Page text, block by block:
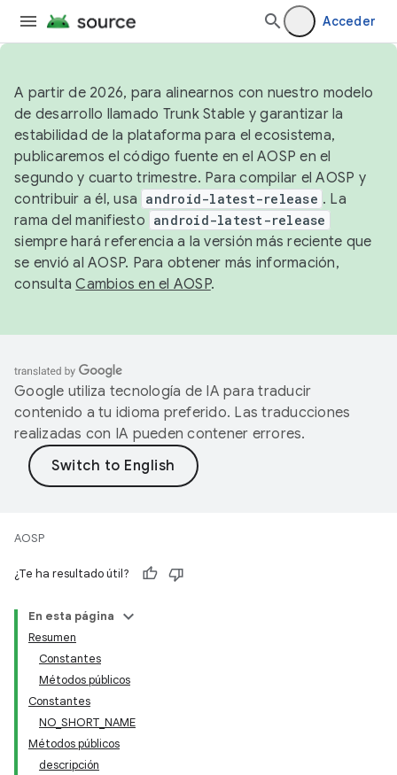
Acceder
A partir de 2026, para alinearnos con nuestro modelo
de desarrollo llamado Trunk Stable y garantizar la
estabilidad de la plataforma para el ecosistema,
publicaremos el código fuente en el AOSP en el
segundo y cuarto trimestre. Para compilar el AOSP y
contribuir a él, usa android-latest-release . La
rama del manifiesto android-latest-release
siempre hará referencia a la versión más reciente que
se envió al AOSP. Para obtener más información,
consultaCambios en el AOSP.
Google utiliza tecnología de IA para traducir
contenido a tu idioma preferido. Las traducciones
realizadas con IA pueden contener errores.
AOSP
¿Te ha resultado útil?
En esta página
Resumen
Constantes
Métodos públicos
Constantes
NO_SHORT_NAME
Métodos públicos
descripción